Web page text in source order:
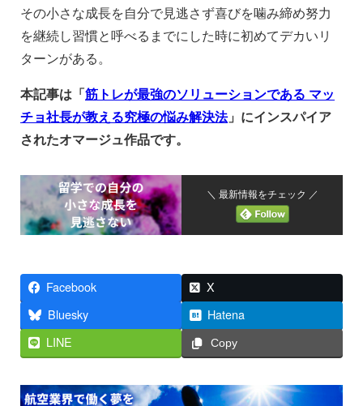
その小さな成長を自分で見逃さず喜びを噛み締め努力
を継続し習慣と呼べるまでにした時に初めてデカいリ
ターンがある。
本記事は「筋トレが最強のソリューションである マッ
チョ社長が教える究極の悩み解決法」にインスパイア
されたオマージュ作品です。
＼ 最新情報をチェック ／
Facebook
X
Bluesky
Hatena
LINE
Copy